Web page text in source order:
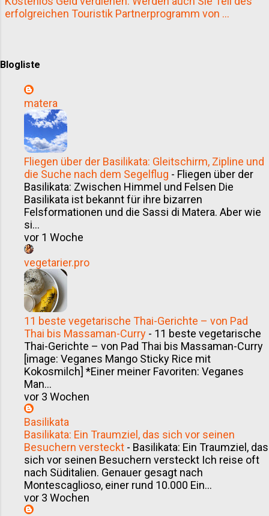
durch die Toskana? Nachhaltigkeit
entfällt die mühsame Parkplat...
erfolgreichen Touristik Partnerprogramm von ...
Blogliste
matera
Fliegen über der Basilikata: Gleitschirm, Zipline und
die Suche nach dem Segelflug - Fliegen über der
Basilikata: Zwischen Himmel und Felsen Die
Basilikata ist bekannt für ihre bizarren
Felsformationen und die Sassi di Matera. Aber wie
si...
vor 1 Woche
vegetarier.pro
11 beste vegetarische Thai-Gerichte – von Pad
Thai bis Massaman-Curry - 11 beste vegetarische
Thai-Gerichte – von Pad Thai bis Massaman-Curry
[image: Veganes Mango Sticky Rice mit
Kokosmilch] *Einer meiner Favoriten: Veganes
Man...
vor 3 Wochen
Basilikata
Basilikata: Ein Traumziel, das sich vor seinen
Besuchern versteckt - Basilikata: Ein Traumziel, das
sich vor seinen Besuchern versteckt Ich reise oft
nach Süditalien. Genauer gesagt nach
Montescaglioso, einer rund 10.000 Ein...
vor 3 Wochen